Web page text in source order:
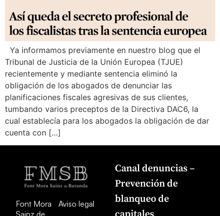
Ya informamos previamente en nuestro blog que el
Tribunal de Justicia de la Unión Europea (TJUE)
recientemente y mediante sentencia eliminó la
obligación de los abogados de denunciar las
planificaciones fiscales agresivas de sus clientes,
tumbando varios preceptos de la Directiva DAC6, la
cual establecía para los abogados la obligación de dar
cuenta con […]
Font Mora
Aviso legal
Canal denuncias –
Prevención de
blanqueo de